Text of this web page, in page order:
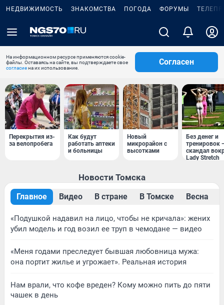
НЕДВИЖИМОСТЬ ЗНАКОМСТВА ПОГОДА ФОРУМЫ
На информационном ресурсе применяются cookie-
файлы. Оставаясь на сайте, вы подтверждаете свое
согласиена их использование.
Согласен
Перекрытия из-
за велопробега
Как будут
работать аптеки
и больницы
Новый
микрорайон с
высотками
Без денег и
тренировок
скандал
Lady Stretch
Новости Томска
Главное Видео В стране В Томске Весна
«Подушкой надавил на лицо, чтобы не кричала»: жених
убил модель и год возил ее труп в чемодане — видео
«Меня годами преследует бывшая любовница мужа:
она портит жилье и угрожает». Реальная история
Нам врали, что кофе вреден? Кому можно пить до пяти
чашек в день